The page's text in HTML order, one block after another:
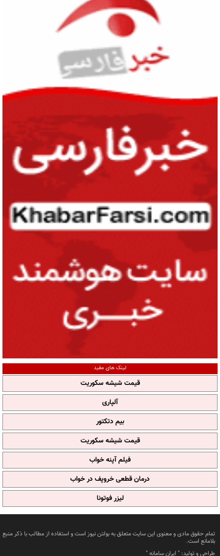
لینک های مفید
قیمت شیشه سکوریت
آلپاری
بیم دتکتور
قیمت شیشه سکوریت
فیلم آپنه خواب
درمان قطعی خروپف در خواب
لیزر فوتونا
تمام حقوق مادی و معنوی این سایت متعلق به بولتن نیوز است و استفاده از مطالب با ذکر منبع
بلامانع است.
طراحی و تولید: " ایران سامانه"